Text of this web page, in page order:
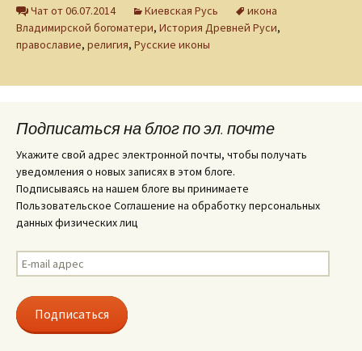
Чат от 06.07.2014 Киевская Русь
икона
Владимирской богоматери, История Древней Руси,
православие, религия, Русские иконы
Подписаться на блог по эл. почте
Укажите свой адрес электронной почты, чтобы получать
уведомления о новых записях в этом блоге.
Подписываясь на нашем блоге вы принимаете
Пользовательское Соглашение на обработку персональных
данных физических лиц
E-
mail
Подписаться